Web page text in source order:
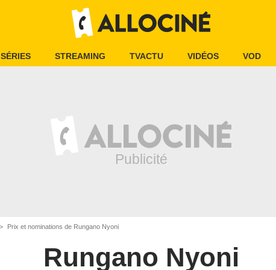
SÉRIES STREAMING TVACTU VIDÉOS VOD
Prix et nominations de Rungano Nyoni
Rungano Nyoni